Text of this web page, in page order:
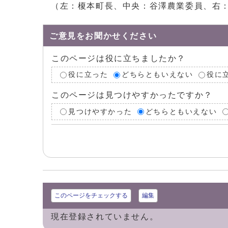
（左：榎本町長、中央：谷澤農業委員、右
ご意見をお聞かせください
このページは役に立ちましたか？
役に立った どちらともいえない 役に
このページは見つけやすかったですか？
見つけやすかった どちらともいえない
このページをチェックする 編集
現在登録されていません。